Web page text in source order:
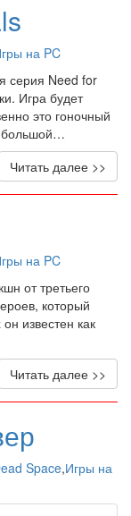
на PC
серия Need for
Игра будет
это гоночный
большой…
Читать далее >>
на PC
от третьего
который
известен как
Читать далее >>
Space,Игры на